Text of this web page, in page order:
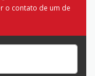
o contato de um de